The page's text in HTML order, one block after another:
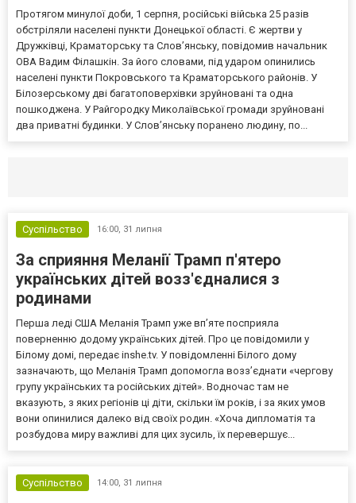
Протягом минулої доби, 1 серпня, російські війська 25 разів
обстріляли населені пункти Донецької області. Є жертви у
Дружківці, Краматорську та Слов’янську, повідомив начальник
ОВА Вадим Філашкін. За його словами, під ударом опинились
населені пункти Покровського та Краматорського районів. У
Білозерському дві багатоповерхівки зруйновані та одна
пошкоджена. У Райгородку Миколаївської громади зруйновані
два приватні будинки. У Слов’янську поранено людину, по...
Суспільство 16:00, 31 липня
За сприяння Меланії Трамп п'ятеро
українських дітей возз'єдналися з
родинами
Перша леді США Меланія Трамп уже впʼяте посприяла
поверненню додому українських дітей. Про це повідомили у
Білому домі, передає inshe.tv. У повідомленні Білого дому
зазначають, що Меланія Трамп допомогла возз’єднати «чергову
групу українських та російських дітей». Водночас там не
вказують, з яких регіонів ці діти, скільки їм років, і за яких умов
вони опинилися далеко від своїх родин. «Хоча дипломатія та
розбудова миру важливі для цих зусиль, їх перевершує...
Суспільство 14:00, 31 липня